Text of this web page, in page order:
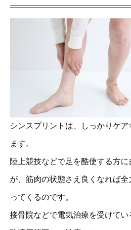
シンスプリントは、しっかりケ
ます。
陸上競技などで足を酷使する方
が、筋肉の状態さえ良くなれば
ってくるのです。
接骨院などで電気治療を受けて